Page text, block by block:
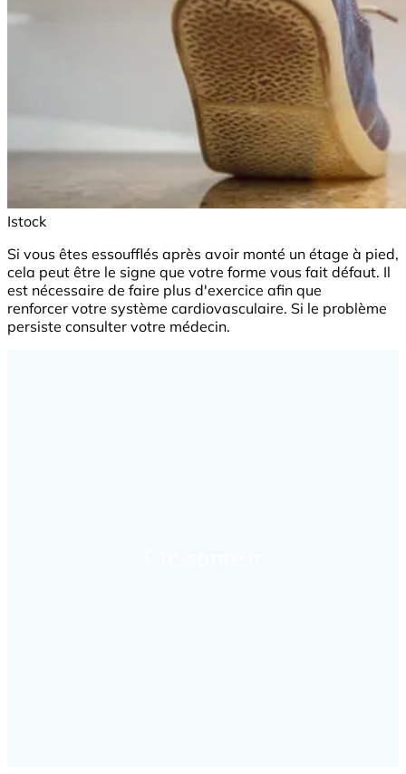
Istock
Si vous êtes essoufflés après avoir monté un étage à pied,
cela peut être le signe que votre forme vous fait défaut. Il
est nécessaire de faire plus d'exercice afin que
renforcer votre système cardiovasculaire. Si le problème
persiste consulter votre médecin.